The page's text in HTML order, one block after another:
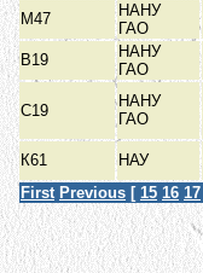
М47
НАНУ
ГАО
В19
НАНУ
ГАО
С19
НАНУ
ГАО
К61
НАУ
First Previous [ 15 16 17